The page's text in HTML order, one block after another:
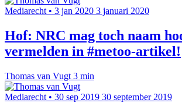
Mediarecht • 3 jan 2020 3 januari 2020
Hof: NRC mag toch naam
vermelden in #metoo-artikel!
Thomas van Vugt 3 min
Mediarecht • 30 sep 2019 30 september 2019